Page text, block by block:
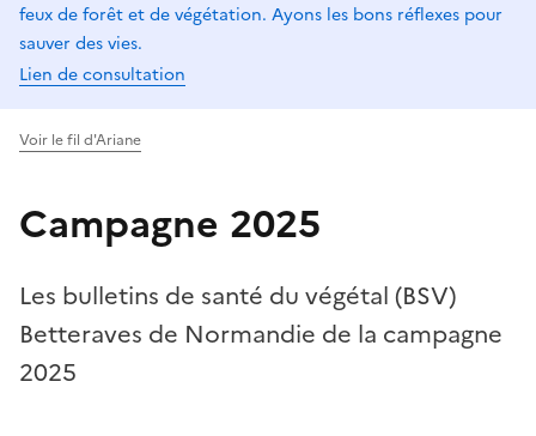
feux de forêt et de végétation. Ayons les bons réflexes pour
sauver des vies.
Lien de consultation
Voir le fil d'Ariane
Campagne 2025
Les bulletins de santé du végétal (BSV)
Betteraves de Normandie de la campagne
2025